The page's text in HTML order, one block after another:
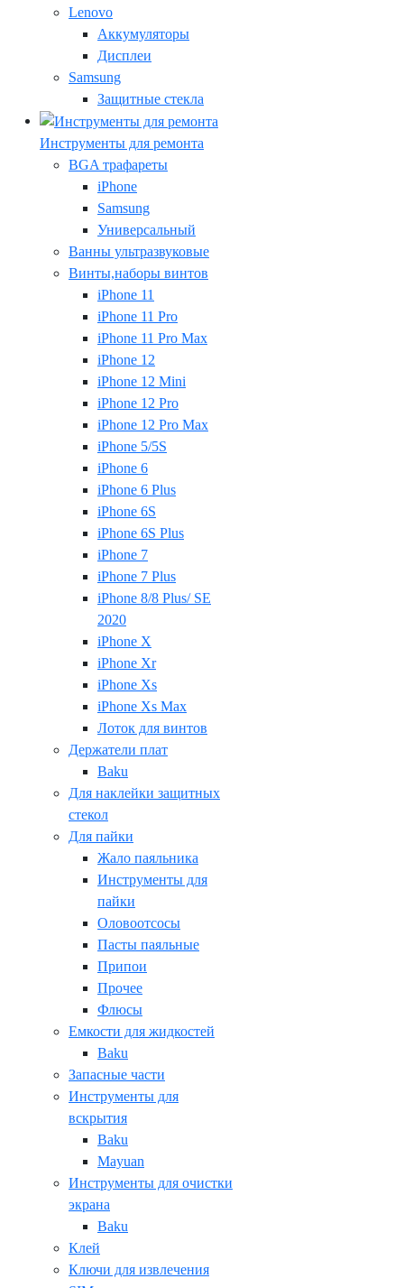
Lenovo
Аккумуляторы
Дисплеи
Samsung
Защитные стекла
Инструменты для ремонта
BGA трафареты
iPhone
Samsung
Универсальный
Ванны ультразвуковые
Винты,наборы винтов
iPhone 11
iPhone 11 Pro
iPhone 11 Pro Max
iPhone 12
iPhone 12 Mini
iPhone 12 Pro
iPhone 12 Pro Max
iPhone 5/5S
iPhone 6
iPhone 6 Plus
iPhone 6S
iPhone 6S Plus
iPhone 7
iPhone 7 Plus
iPhone 8/8 Plus/ SE
2020
iPhone X
iPhone Xr
iPhone Xs
iPhone Xs Max
Лоток для винтов
Держатели плат
Baku
Для наклейки защитных
стекол
Для пайки
Жало паяльника
Инструменты для
пайки
Оловоотсосы
Пасты паяльные
Припои
Прочее
Флюсы
Емкости для жидкостей
Baku
Запасные части
Инструменты для
вскрытия
Baku
Mayuan
Инструменты для очистки
экрана
Baku
Клей
Ключи для извлечения